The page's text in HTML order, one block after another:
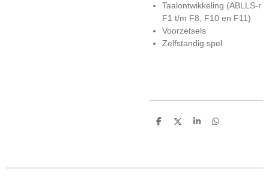
Taalontwikkeling (ABLLS-r
F1 t/m F8, F10 en F11)
Voorzetsels
Zelfstandig spel
D
D
S
D